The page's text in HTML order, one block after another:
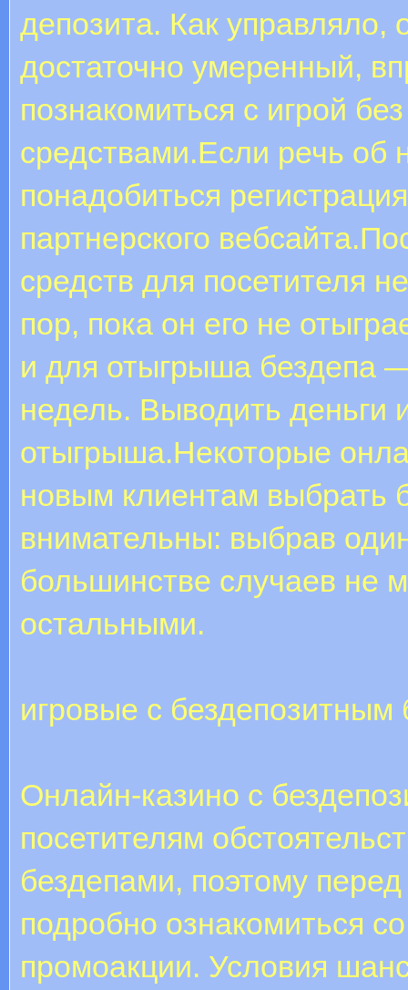
депозита. Как
достаточно умеренный,
познакомиться с игрой
средствами.Если речь об
понадобиться
партнерского
средств для посетителя
пор, пока он его не
и для отыгрыша бездепа
недель. Выводить деньги
отыгрыша.Некоторые
новым клиентам выбрать
внимательны: выбрав
большинстве случаев не
остальными.
игровые с бездепозитным
Онлайн-казино с
посетителям
бездепами, поэтому перед
подробно ознакомиться
промоакции. Условия